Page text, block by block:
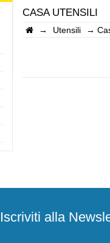
CASA UTENSILI
→ Utensili →
Iscriviti alla